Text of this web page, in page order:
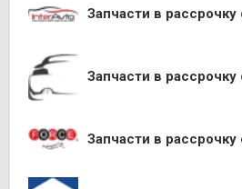
Запчасти в рассрочку
Запчасти в
Запчасти в